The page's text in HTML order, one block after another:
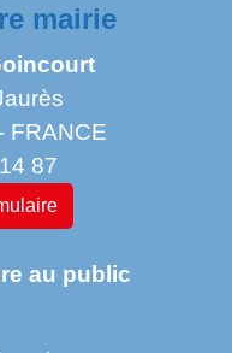
mairie
FRANCE
87
au public